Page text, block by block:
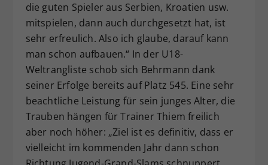
die guten Spieler aus Serbien, Kroatien usw.
mitspielen, dann auch durchgesetzt hat, ist
sehr erfreulich. Also ich glaube, darauf kann
man schon aufbauen.“ In der U18-
Weltrangliste schob sich Behrmann dank
seiner Erfolge bereits auf Platz 545. Eine sehr
beachtliche Leistung für sein junges Alter, die
Trauben hängen für Trainer Thiem freilich
aber noch höher: „Ziel ist es definitiv, dass er
vielleicht im kommenden Jahr dann schon